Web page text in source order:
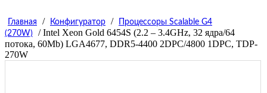
Главная / Конфигуратор /
Процессоры Scalable G4
(270W)
/ Intel Xeon Gold 6454S (2.2 – 3.4GHz, 32 ядра/64
потока, 60Mb) LGA4677, DDR5-4400 2DPC/4800 1DPC, TDP-
270W